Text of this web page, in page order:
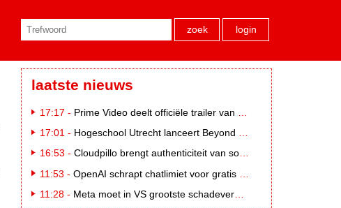
zoek login
laatste nieuws
17:17 - Prime Video deelt officiële trailer van L*VE KLEINE
17:01 - Hogeschool Utrecht lanceert Beyond Campus binnen International Creative Business
16:53 - Cloudpillo brengt authenticiteit van social naar tv
11:53 - OpenAI schrapt chatlimiet voor gratis ChatGPT-gebruikers
11:28 - Meta moet in VS grootste schadevergoeding ooit betalen: 567 miljoen dollar